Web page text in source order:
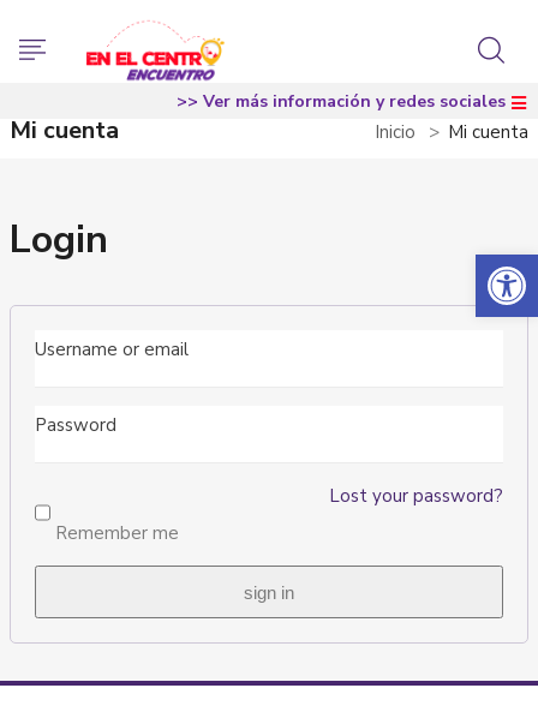
Abrir
Mi cuenta Inicio Mi cuenta
>> Ver más información y redes sociales
Login
Remember me
Lost your password?